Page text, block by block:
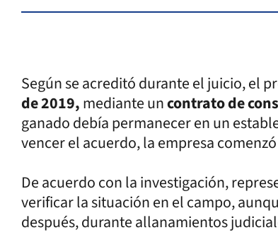
Según se acreditó durante el juicio, el
de 2019,mediante uncontrato de
ganado debía permanecer en un
vencer el acuerdo, la empresa
De acuerdo con la investigación,
verificar la situación en el campo,
después, durante allanamientos